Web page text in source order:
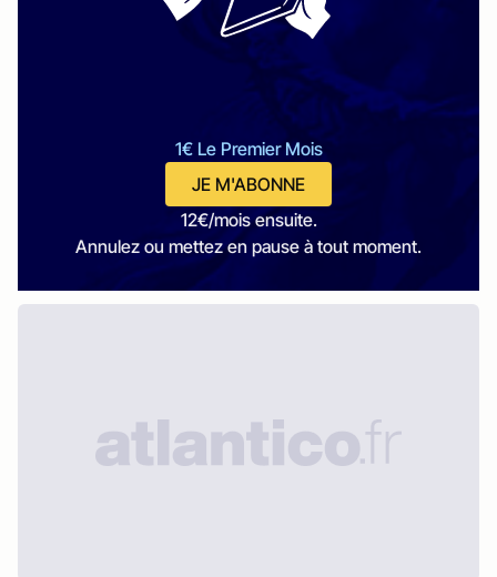
1€ Le Premier Mois
JE M'ABONNE
12€/mois ensuite.
Annulez ou mettez en pause à tout moment.